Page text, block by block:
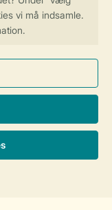
oplevelse
Cookies og banner
| CVR 28842392